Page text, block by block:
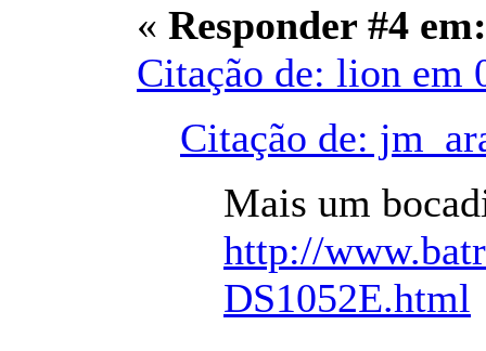
« Responder #4 em:
Citação de: lion em
Citação de:
Mais um
http://
DS1052E.html